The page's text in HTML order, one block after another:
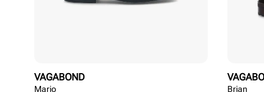
VAGABOND
Mario Brian